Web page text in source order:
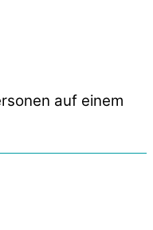
auf einem